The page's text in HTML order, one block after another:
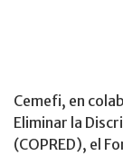
Cemefi, en
Eliminar la
(COPRED), el